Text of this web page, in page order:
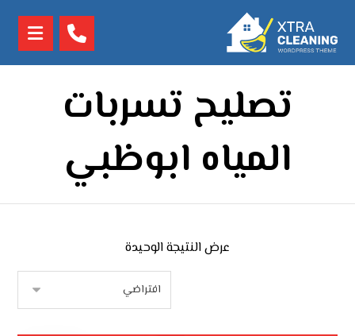
تصليح تسربات
المياه ابوظبي
عرض النتيجة الوحيدة